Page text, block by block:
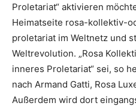
Proletariat“ aktivieren
Heimatseite rosa-kollektiv-
proletariat im Weltnetz und
Weltrevolution. „Rosa
inneres Proletariat“ sei, so
nach Armand Gatti, Rosa
Außerdem wird dort